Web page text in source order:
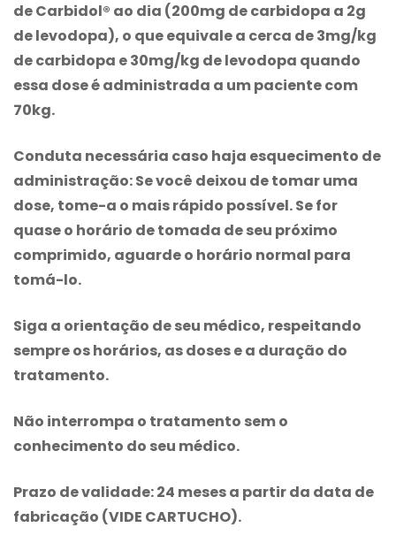
de Carbidol® ao dia (200mg de carbidopa a 2g
de levodopa), o que equivale a cerca de 3mg/kg
de carbidopa e 30mg/kg de levodopa quando
essa dose é administrada a um paciente com
70kg.
Conduta necessária caso haja esquecimento de
administração:Se você deixou de tomar uma
dose, tome-a o mais rápido possível. Se for
quase o horário de tomada de seu próximo
comprimido, aguarde o horário normal para
tomá-lo.
Siga a orientação de seu médico, respeitando
sempre os horários, as doses e a duração do
tratamento.
Não interrompa o tratamento sem o
conhecimento do seu médico.
Prazo de validade:24 meses a partir da data de
fabricação (VIDE CARTUCHO).